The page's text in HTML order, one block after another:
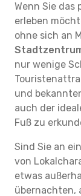
Wenn Sie das
erleben
ohne sich an
nur wenige
und
auch der
Fuß zu
Sind Sie an
von
etwas
übernachten,